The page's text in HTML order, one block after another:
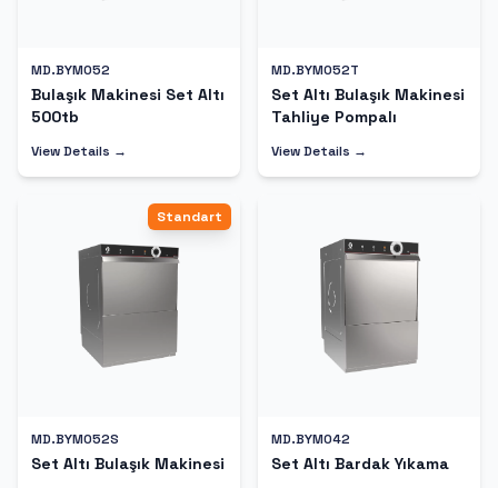
MD.BYM052
Bulaşık Makinesi Set Altı
500tb
View Details →
MD.BYM052T
Set Altı Bulaşık Makinesi
Tahliye Pompalı
View Details →
Standart
MD.BYM052S
Set Altı Bulaşık Makinesi
MD.BYM042
Set Altı Bardak Yıkama